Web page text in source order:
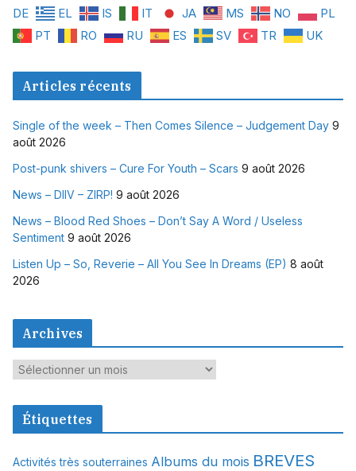
DE
EL IS IT JA MS NO
PL
PT
RO RU ES SV TR UK
Articles récents
Single of the week – Then Comes Silence – Judgement Day 9
août 2026
Post-punk shivers – Cure For Youth – Scars 9 août 2026
News – DIIV – ZIRP! 9 août 2026
News – Blood Red Shoes – Don’t Say A Word / Useless
Sentiment 9 août 2026
Listen Up – So, Reverie – All You See In Dreams (EP) 8 août
2026
Archives
A
c
Étiquettes
Activités très souterraines Albums du mois BREVES